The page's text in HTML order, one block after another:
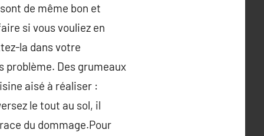
de même bon et
si vous vouliez en
la dans votre
problème. Des grumeaux
aisé à réaliser :
le tout au sol, il
du dommage.Pour